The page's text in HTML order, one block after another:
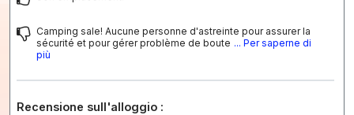
Camping sale! Aucune personne d'astreinte pour assurer la
sécurité et pour gérer problème de boute ... Per saperne di
più
Recensione sull'alloggio :